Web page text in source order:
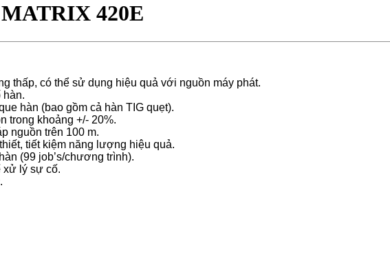
420E
thấp, có thể sử dụng hiệu quả với nguồn máy phát.
hàn.
hàn (bao gồm cả hàn TIG quẹt).
trong khoảng +/- 20%.
nguồn trên 100 m.
tiết kiệm năng lượng hiệu quả.
(99 job’s/chương trình).
xử lý sự cố.